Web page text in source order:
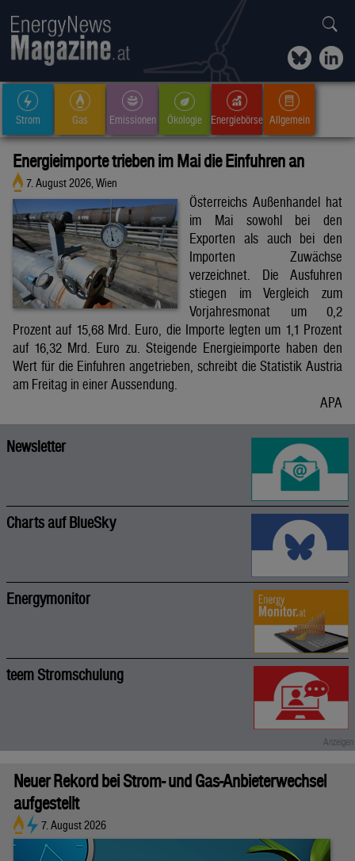
Strom Gas Emissionen Ökologie Energiebörse Allgemein
Energieimporte trieben im Mai die Einfuhren an
7. August 2026, Wien
Österreichs Außenhandel hat
im Mai sowohl bei den
Exporten als auch bei den
Importen Zuwächse
verzeichnet. Die Ausfuhren
stiegen im Vergleich zum
Vorjahresmonat um 0,2
Prozent auf 15,68 Mrd. Euro, die Importe legten um 1,1 Prozent
auf 16,32 Mrd. Euro zu. Steigende Energieimporte haben den
Wert für die Einfuhren angetrieben, schreibt die Statistik Austria
am Freitag in einer Aussendung.
APA
Newsletter
Charts auf BlueSky
Energymonitor
teem Stromschulung
Neuer Rekord bei Strom- und Gas-Anbieterwechsel
aufgestellt
7. August 2026